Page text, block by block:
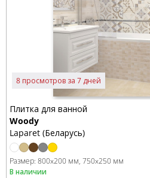
8 просмотров за 7 дней
Плитка для ванной
Woody
Laparet (Беларусь)
Размер: 800x200 мм 750x250 мм
В наличии